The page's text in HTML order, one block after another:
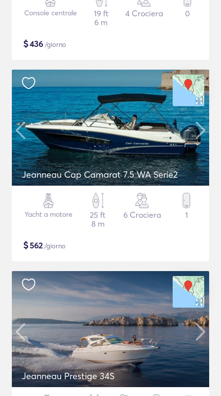
Console centrale
19 ft
6 m
4 Crociera 0
$436 /giorno
Jeanneau Cap Camarat 7.5 WA Serie2
Yacht a motore
25 ft
8 m
6 Crociera 1
$562/giorno
Jeanneau Prestige 34S